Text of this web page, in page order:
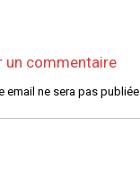
un commentaire
email ne sera pas publiée